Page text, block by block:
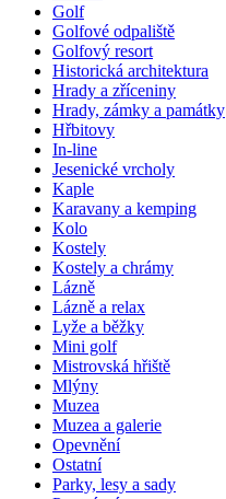
Golf
Golfové odpaliště
Golfový resort
Historická architektura
Hrady a zříceniny
Hrady, zámky a památky
Hřbitovy
In-line
Jesenické vrcholy
Kaple
Karavany a kemping
Kolo
Kostely
Kostely a chrámy
Lázně
Lázně a relax
Lyže a běžky
Mini golf
Mistrovská hřiště
Mlýny
Muzea
Muzea a galerie
Opevnění
Ostatní
Parky, lesy a sady